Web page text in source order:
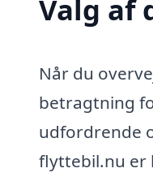
Valg af
Når du
betragtning
udfordrende
flyttebil.nu er